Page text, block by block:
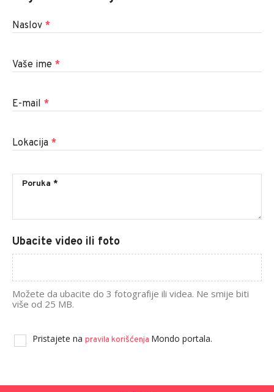
Naslov *
Vaše ime *
E-mail *
Lokacija *
Ubacite video ili foto
Možete da ubacite do 3 fotografije ili videa. Ne smije biti
više od 25 MB.
Pristajete na pravila korišćenja Mondo portala.